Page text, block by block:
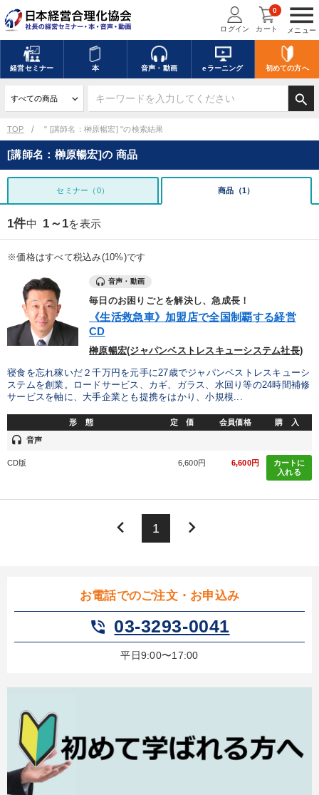
menu
メニュー
ログイン カート
0
経営セミナー 本 音声・動画 eラーニング 初めての方へ
search
TOP " [講師名：榊原暢宏] "の検索結果
お電話でのご注文・お申込み
phone_in_talk 03-3293-0041
平日9:00〜17:00
[講師名：榊原暢宏]の 商品
セミナー（0） 商品（1）
1件中 1～1を表示
※価格はすべて税込み(10%)です
音声・動画
毎日のお困りごとを解決し、急成長！
《生活救急車》加盟店で全国制覇する経営
CD
榊原暢宏(ジャパンベストレスキューシステム社長)
寝食を忘れ稼いだ２千万円を元手に27歳でジャパンベストレスキューシ
ステムを創業。ロードサービス、カギ、ガラス、水回り等の24時間補修
サービスを軸に、大手企業とも提携をはかり、小規模...
形 態 定 価 会員価格 購 入
headset 音声
CD版 6,600円 6,600円
カートに
入れる
keyboard_arrow_left 1 keyboard_arrow_right